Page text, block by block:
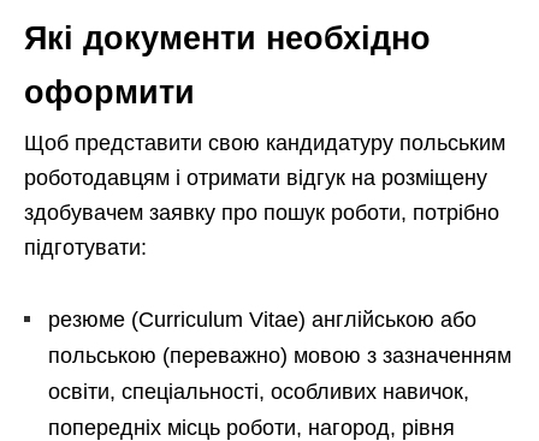
Які документи необхідно
оформити
Щоб представити свою кандидатуру польським
роботодавцям і отримати відгук на розміщену
здобувачем заявку про пошук роботи, потрібно
підготувати:
резюме (Curriculum Vitae) англійською або
польською (переважно) мовою з зазначенням
освіти, спеціальності, особливих навичок,
попередніх місць роботи, нагород, рівня